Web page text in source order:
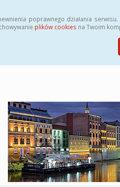
poprawnego działania
plików cookies na Twoim